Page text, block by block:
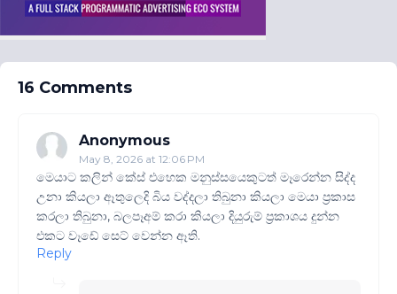
16 Comments
Anonymous
May 8, 2026 at 12:06 PM
මෙයාට කලින් කේස් එහෙක මනුස්සයෙකුටත් මෑරෙන්න සිද්ද
උනා කියලා ඈතුලෙදි බිය වද්දලා තිබුනා කියලා මෙයා ප්‍රකාස
කරලා තිබුනා, බලපෑඅම් කරා කියලා දියුරුම් ප්‍රකාශය දුන්න
එකට වෑඩේ සෙට් වෙන්න ඈති.
Reply